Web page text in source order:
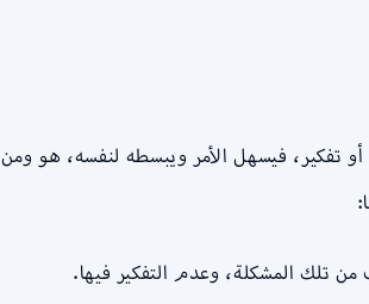
تفكير، فيسهل الأمر ويبسطه لنفسه، هو ومن
تلك المشكلة، وعدم التفكير فيها.